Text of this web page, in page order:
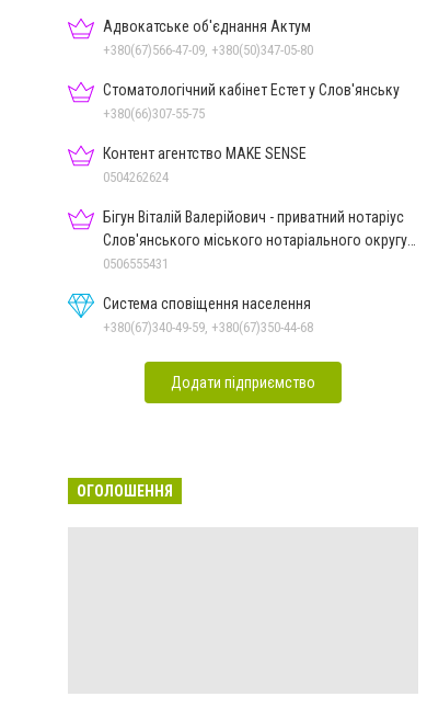
Адвокатське об'єднання Актум
+380(67)566-47-09, +380(50)347-05-80
Стоматологічний кабінет Естет у Слов'янську
+380(66)307-55-75
Контент агентство MAKE SENSE
0504262624
Бігун Віталій Валерійович - приватний нотаріус
Слов'янського міського нотаріального округу
Дон.обл.
0506555431
Система сповіщення населення
+380(67)340-49-59, +380(67)350-44-68
Додати підприємство
ОГОЛОШЕННЯ